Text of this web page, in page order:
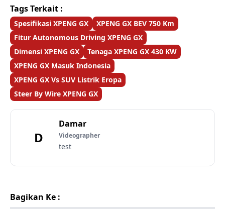
Tags Terkait :
Spesifikasi XPENG GX
XPENG GX BEV 750 Km
Fitur Autonomous Driving XPENG GX
Dimensi XPENG GX
Tenaga XPENG GX 430 KW
XPENG GX Masuk Indonesia
XPENG GX Vs SUV Listrik Eropa
Steer By Wire XPENG GX
D
Damar
Videographer
test
Bagikan Ke :